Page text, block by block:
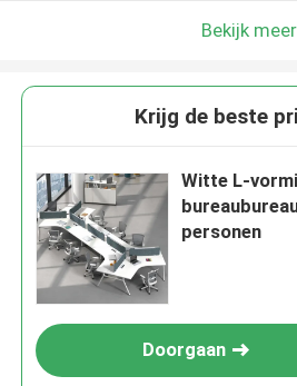
Bekijk meer
Krijg de beste
Witte L-
personen
Doorgaan